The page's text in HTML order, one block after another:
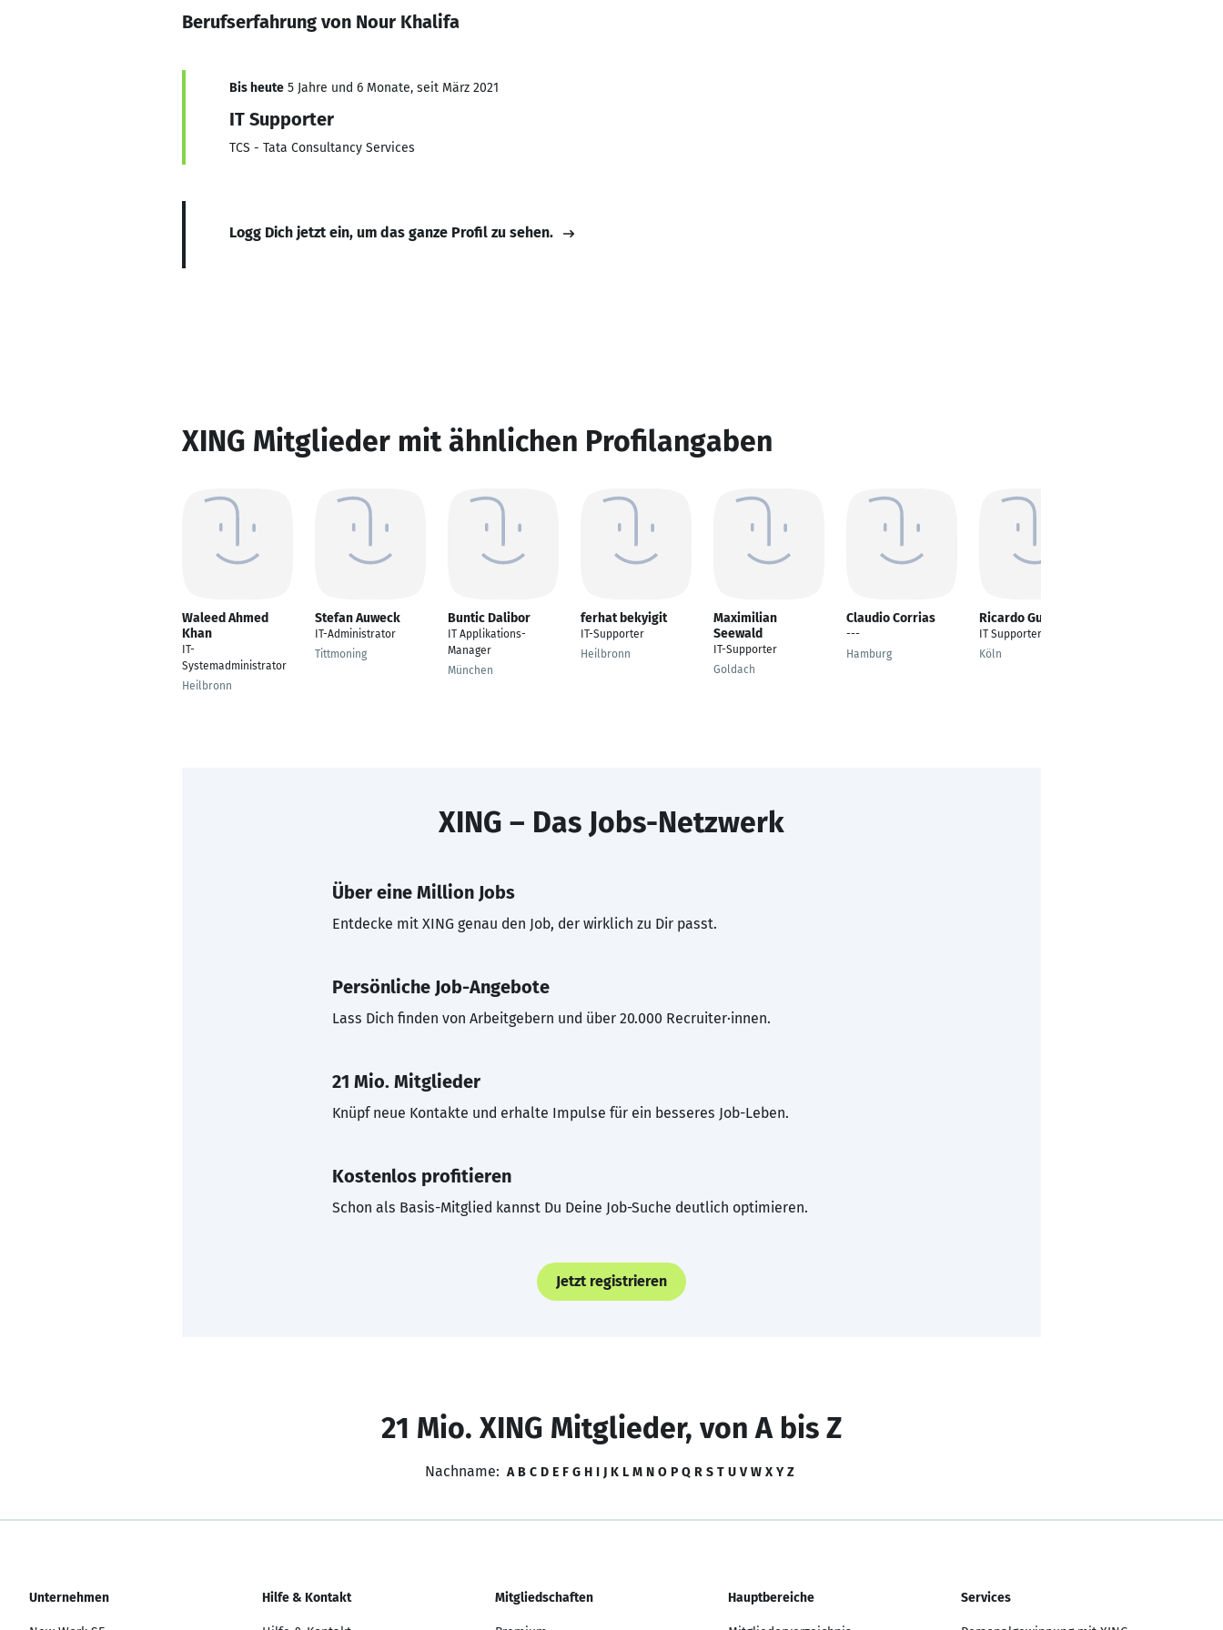
Berufserfahrung von Nour Khalifa
Bis heute 5 Jahre und 6 Monate, seit März 2021
IT Supporter
TCS - Tata Consultancy Services
Logg Dich jetzt ein, um das ganze Profil zu sehen.
XING Mitglieder mit ähnlichen Profilangaben
Waleed Ahmed
Khan
IT-
Systemadministrator
Heilbronn
Stefan Auweck
IT-Administrator
Tittmoning
Buntic Dalibor
IT Applikations-
Manager
München
ferhat bekyigit
IT-Supporter
Heilbronn
Maximilian
Seewald
IT-Supporter
Goldach
Claudio Corrias
---
Hamburg
Ricardo Guatta
IT Supporter
Köln
XING – Das Jobs-Netzwerk
Über eine Million Jobs
Entdecke mit XING genau den Job, der wirklich zu Dir passt.
Persönliche Job-Angebote
Lass Dich finden von Arbeitgebern und über 20.000 Recruiter·innen.
21 Mio. Mitglieder
Knüpf neue Kontakte und erhalte Impulse für ein besseres Job-Leben.
Kostenlos profitieren
Schon als Basis-Mitglied kannst Du Deine Job-Suche deutlich optimieren.
Jetzt registrieren
21 Mio. XING Mitglieder, von A bis Z
Nachname: A B C D E F G H I J K L M N O P Q R S T U V W X Y Z
Unternehmen Hilfe & Kontakt Mitgliedschaften Hauptbereiche Services